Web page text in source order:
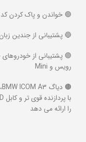
🟢 خواندن و پاک کردن
🔵 پشتیبانی از جندین
رویس و Mini
را ارائه می دهد